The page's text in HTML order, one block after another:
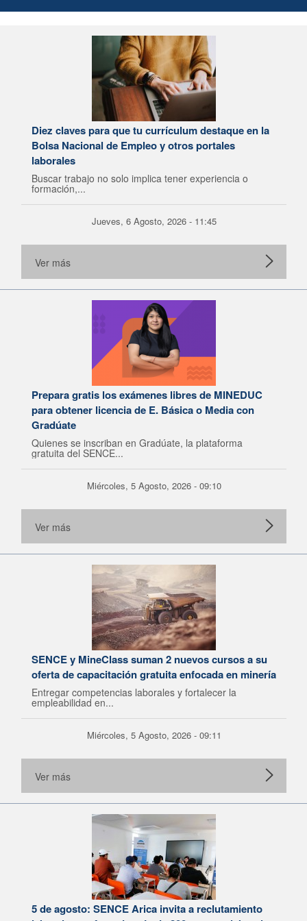
Diez claves para que tu currículum destaque en la
Bolsa Nacional de Empleo y otros portales
laborales
Buscar trabajo no solo implica tener experiencia o
formación,...
Jueves, 6 Agosto, 2026 - 11:45
Ver más
Prepara gratis los exámenes libres de MINEDUC
para obtener licencia de E. Básica o Media con
Gradúate
Quienes se inscriban en Gradúate, la plataforma
gratuita del SENCE...
Miércoles, 5 Agosto, 2026 - 09:10
Ver más
SENCE y MineClass suman 2 nuevos cursos a su
oferta de capacitación gratuita enfocada en minería
Entregar competencias laborales y fortalecer la
empleabilidad en...
Miércoles, 5 Agosto, 2026 - 09:11
Ver más
5 de agosto: SENCE Arica invita a reclutamiento